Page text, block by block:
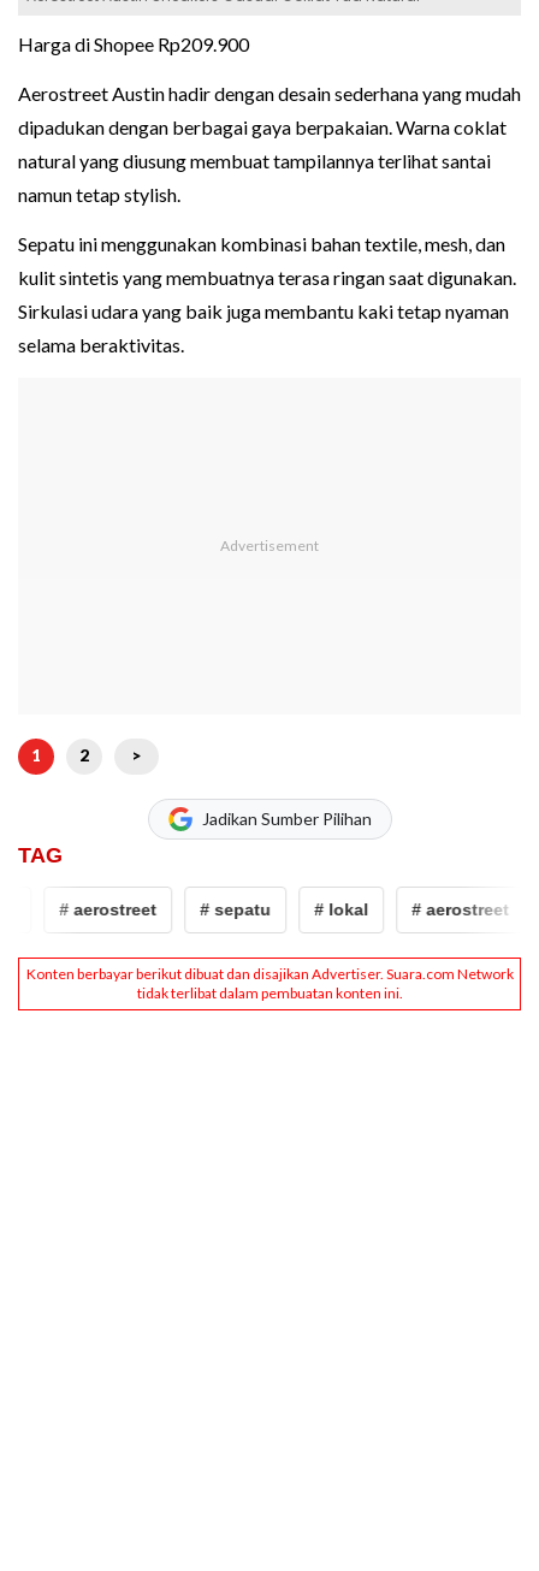
Harga di Shopee Rp209.900
Aerostreet Austin hadir dengan desain sederhana yang mudah
dipadukan dengan berbagai gaya berpakaian. Warna coklat
natural yang diusung membuat tampilannya terlihat santai
namun tetap stylish.
Sepatu ini menggunakan kombinasi bahan textile, mesh, dan
kulit sintetis yang membuatnya terasa ringan saat digunakan.
Sirkulasi udara yang baik juga membantu kaki tetap nyaman
selama beraktivitas.
1 2 >
Jadikan Sumber Pilihan
TAG
# aerostreet # sepatu # lokal # aerostreet